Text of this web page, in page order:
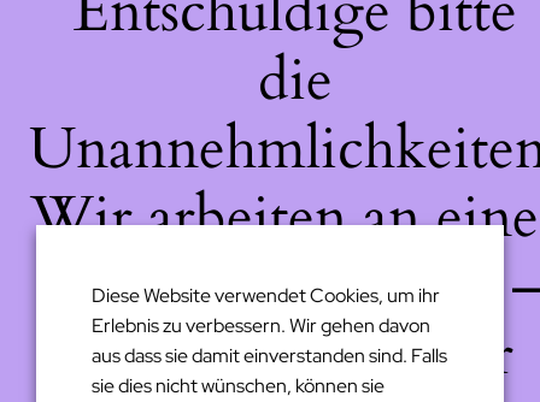
die
Wir arbeiten an
großartigen Sache
schau bald wieder
Diese Website verwendet Cookies, um ihr
Erlebnis zu verbessern. Wir gehen davon
aus dass sie damit einverstanden sind. Falls
sie dies nicht wünschen, können sie